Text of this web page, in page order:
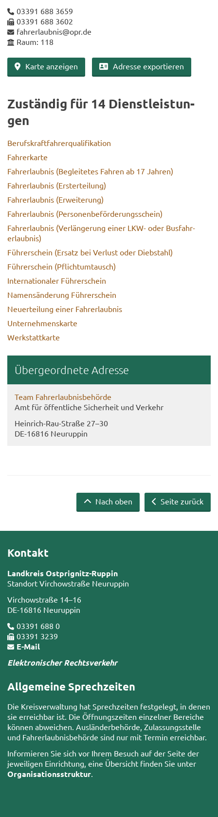
03391 688 3659
03391 688 3602
fahr­erlaub­nis@opr.de
Raum: 118
Karte an­zei­gen Adres­se ex­por­tie­ren
Zu­stän­dig für 14 Dienst­leis­tun­
gen
Be­rufs­kraft­fah­rer­qua­li­fi­ka­ti­on
Fah­rer­kar­te
Fahr­erlaub­nis (Be­glei­te­tes Fah­ren ab 17 Jah­ren)
Fahr­erlaub­nis (Erstertei­lung)
Fahr­erlaub­nis (Er­wei­te­rung)
Fahr­erlaub­nis (Per­so­nen­be­för­de­rungs­schein)
Fahr­erlaub­nis (Ver­län­ge­rung einer LKW- oder Bus­fahr­
erlaub­nis)
Füh­rer­schein (Er­satz bei Ver­lust oder Dieb­stahl)
Füh­rer­schein (Pflicht­um­tausch)
In­ter­na­tio­na­ler Füh­rer­schein
Na­mens­än­de­rung Füh­rer­schein
Neu­er­tei­lung einer Fahr­erlaub­nis
Un­ter­neh­mens­kar­te
Werk­statt­kar­te
Über­ge­ord­ne­te Adres­se
Team Fahr­erlaub­nis­be­hör­de
Amt für öf­fent­li­che Si­cher­heit und Ver­kehr
Heinrich-​Rau-Straße 27–30
DE-​16816 Neu­rup­pin
Seite zurück
Nach oben
Kontakt
Landkreis Ostprignitz-Ruppin
Standort Virchowstraße Neuruppin
Virchowstraße 14–16
DE-16816 Neuruppin
03391 688 0
03391 3239
E-Mail
Elektronischer Rechtsverkehr
Allgemeine Sprechzeiten
Die Kreisverwaltung hat Sprechzeiten festgelegt, in denen
sie erreichbar ist. Die Öffnungszeiten einzelner Bereiche
können abweichen. Ausländerbehörde, Zulassungsstelle
und Fahrerlaubnisbehörde sind nur mit Termin erreichbar.
Informieren Sie sich vor Ihrem Besuch auf der Seite der
jeweiligen Einrichtung, eine Übersicht finden Sie unter
Organisationsstruktur.